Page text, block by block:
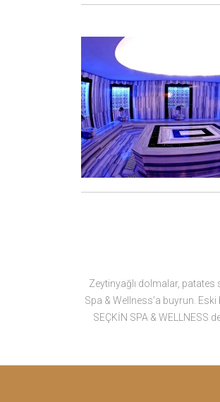
Zeytinyağlı dolmalar, patates
Spa & Wellness’a buyrun.
SEÇKİN SPA & WELLNESS